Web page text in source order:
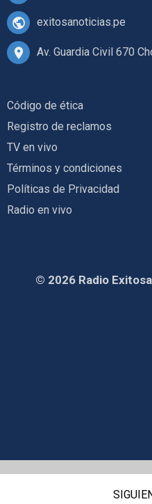
exitosanoticias.pe
Av. Guardia Civil 670
Código de ética
Registro de reclamos
TV en vivo
Términos y condiciones
Políticas de Privacidad
Radio en vivo
© 2026 Radio